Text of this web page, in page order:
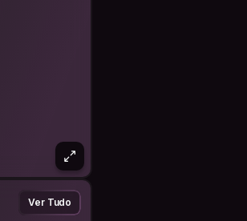
Ver Tudo